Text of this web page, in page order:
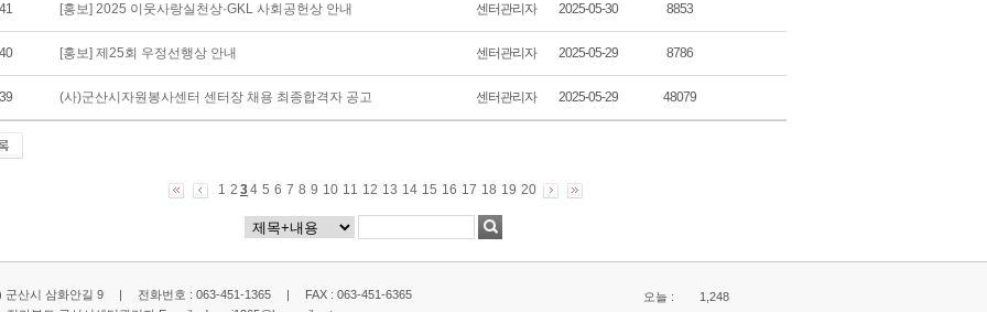
[홍보] 2025 이웃사랑실천상·GKL 사회공헌상 안내 센터관리자 2025-05-30 8853
[홍보] 제25회 우정선행상 안내 센터관리자 2025-05-29 8786
(사)군산시자원봉사센터 센터장 채용 최종합격자 공고 센터관리자 2025-05-29 48079
1 2 34 5 6 7 8 9 10 11 12 13 14 15 16 17 18 19 20
군산시 삼화안길 9 | 전화번호 : 063-451-1365 | FAX : 063-451-6365
오늘 : 1,248